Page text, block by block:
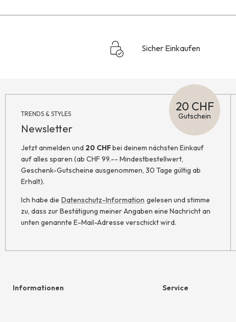
Sicher Einkaufen
TRENDS & STYLES
Newsletter
20 CHF
Gutschein
Jetzt anmelden und 20 CHFbei deinem nächsten Einkauf
auf alles sparen (ab CHF 99.-- Mindestbestellwert,
Geschenk-Gutscheine ausgenommen, 30 Tage gültig ab
Erhalt).
Ich habe die Datenschutz-Information gelesen und stimme
zu, dass zur Bestätigung meiner Angaben eine Nachricht an
unten genannte E-Mail-Adresse verschickt wird.
Informationen Service